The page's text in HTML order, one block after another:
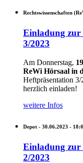
Rechtswissenschaften
Einladung
3/2023
Am Donnerstag,
ReWi Hörsaal in
Heftpräsentation
herzlich einladen!
weitere Infos
Depot - 30.06.2023 -
Einladung
2/2023